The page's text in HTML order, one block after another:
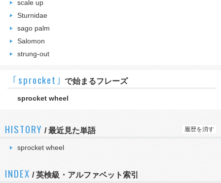
scale up
Sturnidae
sago palm
Salomon
strung-out
｢sprocket｣ で始まるフレーズ
sprocket wheel
HISTORY /最近見た単語 履歴を消す
sprocket wheel
INDEX / 英検級・アルファベット索引